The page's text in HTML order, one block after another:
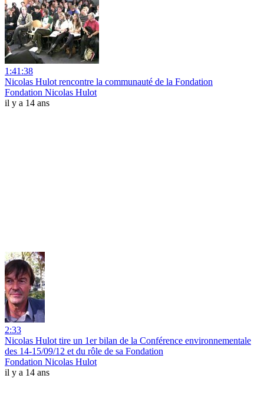
1:41:38
Nicolas Hulot rencontre la communauté de la Fondation
Fondation Nicolas Hulot
il y a 14 ans
2:33
Nicolas Hulot tire un 1er bilan de la Conférence environnementale
des 14-15/09/12 et du rôle de sa Fondation
Fondation Nicolas Hulot
il y a 14 ans